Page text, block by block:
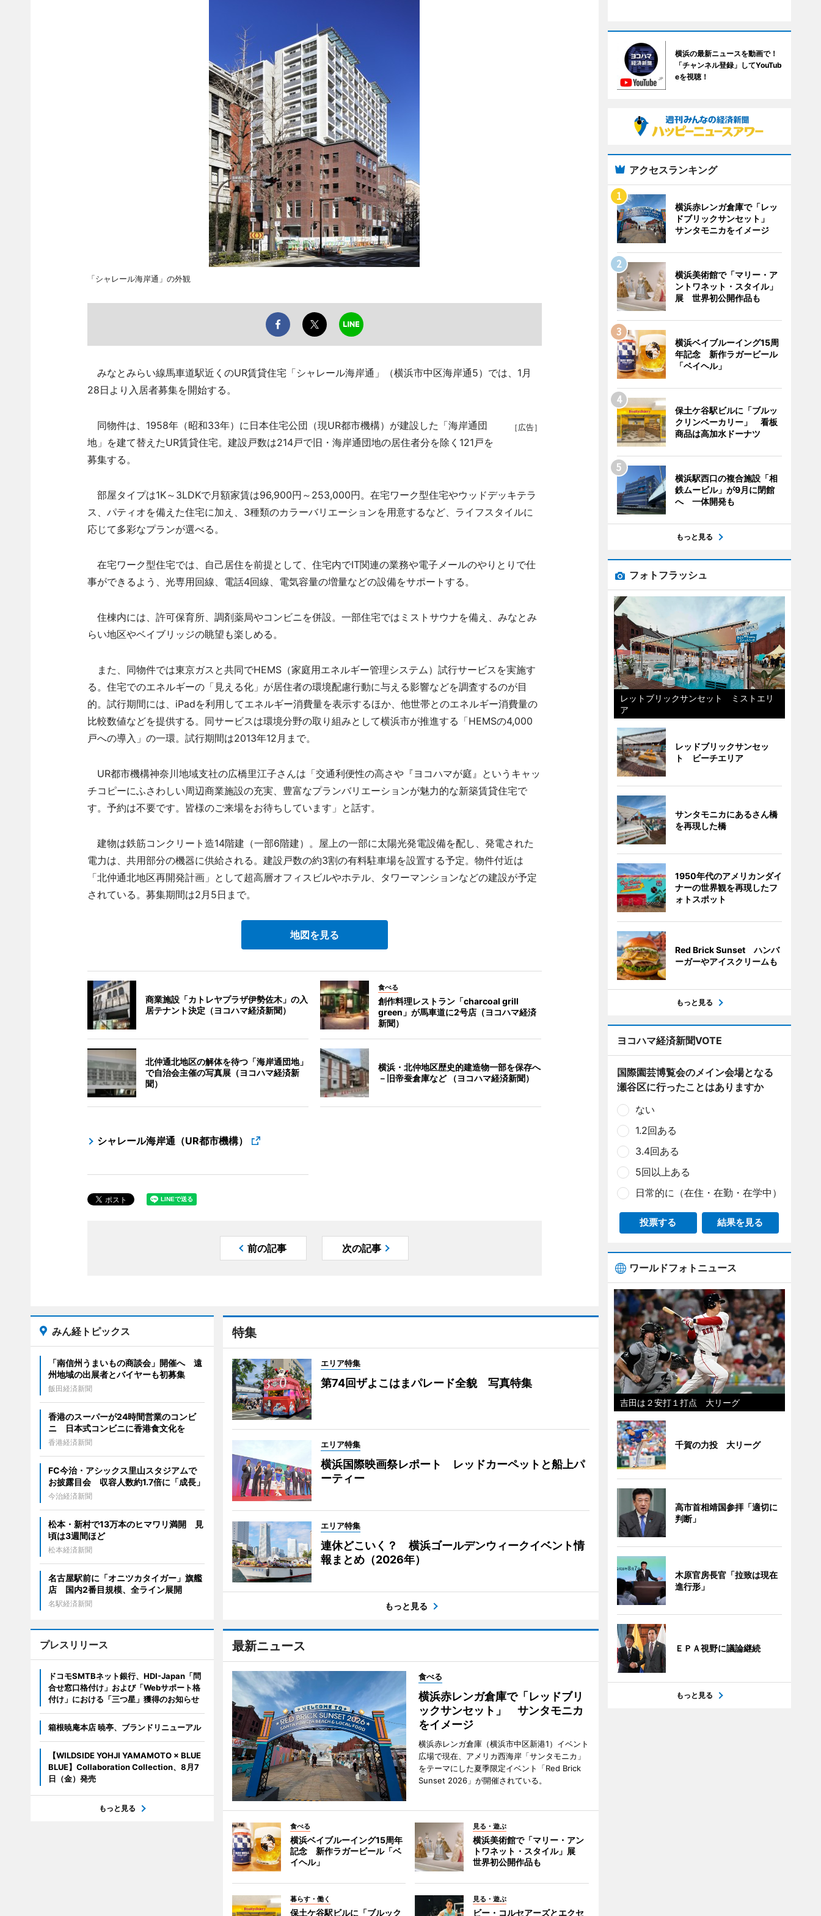
「シャレール海岸通」の外観
みなとみらい線馬車道駅近くのUR賃貸住宅「シャレール海岸通」（横浜市中区海岸通5）では、1月
28日より入居者募集を開始する。
［広告］
同物件は、1958年（昭和33年）に日本住宅公団（現UR都市機構）が建設した「海岸通団
地」を建て替えたUR賃貸住宅。建設戸数は214戸で旧・海岸通団地の居住者分を除く121戸を
募集する。
部屋タイプは1K～3LDKで月額家賃は96,900円～253,000円。在宅ワーク型住宅やウッドデッキテラ
ス、パティオを備えた住宅に加え、3種類のカラーバリエーションを用意するなど、ライフスタイルに
応じて多彩なプランが選べる。
在宅ワーク型住宅では、自己居住を前提として、住宅内でIT関連の業務や電子メールのやりとりで仕
事ができるよう、光専用回線、電話4回線、電気容量の増量などの設備をサポートする。
住棟内には、許可保育所、調剤薬局やコンビニを併設。一部住宅ではミストサウナを備え、みなとみ
らい地区やベイブリッジの眺望も楽しめる。
また、同物件では東京ガスと共同でHEMS（家庭用エネルギー管理システム）試行サービスを実施す
る。住宅でのエネルギーの「見える化」が居住者の環境配慮行動に与える影響などを調査するのが目
的。試行期間には、iPadを利用してエネルギー消費量を表示するほか、他世帯とのエネルギー消費量の
比較数値などを提供する。同サービスは環境分野の取り組みとして横浜市が推進する「HEMSの4,000
戸への導入」の一環。試行期間は2013年12月まで。
UR都市機構神奈川地域支社の広橋里江子さんは「交通利便性の高さや『ヨコハマが庭』というキャッ
チコピーにふさわしい周辺商業施設の充実、豊富なプランバリエーションが魅力的な新築賃貸住宅で
す。予約は不要です。皆様のご来場をお待ちしています」と話す。
建物は鉄筋コンクリート造14階建（一部6階建）。屋上の一部に太陽光発電設備を配し、発電された
電力は、共用部分の機器に供給される。建設戸数の約3割の有料駐車場を設置する予定。物件付近は
「北仲通北地区再開発計画」として超高層オフィスビルやホテル、タワーマンションなどの建設が予定
されている。募集期間は2月5日まで。
地図を見る
商業施設「カトレヤプラザ伊勢佐木」の入
居テナント決定（ヨコハマ経済新聞）
食べる
創作料理レストラン「charcoal grill
green」が馬車道に2号店（ヨコハマ経済
新聞）
北仲通北地区の解体を待つ「海岸通団地」
で自治会主催の写真展（ヨコハマ経済新
聞）
横浜・北仲地区歴史的建造物一部を保存へ
－旧帝蚕倉庫など （ヨコハマ経済新聞）
シャレール海岸通（UR都市機構）
前の記事 次の記事
特集
エリア特集
第74回ザよこはまパレード全貌 写真特集
エリア特集
横浜国際映画祭レポート レッドカーペットと船上パ
ーティー
エリア特集
連休どこいく？ 横浜ゴールデンウィークイベント情
報まとめ（2026年）
もっと見る
最新ニュース
食べる
横浜赤レンガ倉庫で「レッドブリ
ックサンセット」 サンタモニカ
をイメージ
横浜赤レンガ倉庫（横浜市中区新港1）イベント
広場で現在、アメリカ西海岸「サンタモニカ」
をテーマにした夏季限定イベント「Red Brick
Sunset 2026」が開催されている。
食べる
横浜ベイブルーイング15周年
記念 新作ラガービール「ベ
イヘル」
見る・遊ぶ
横浜美術館で「マリー・アン
トワネット・スタイル」展
世界初公開作品も
暮らす・働く
保土ケ谷駅ビルに「ブルック
見る・遊ぶ
ビー・コルセアーズとエクセ
みん経トピックス
「南信州うまいもの商談会」開催へ 遠
州地域の出展者とバイヤーも初募集
飯田経済新聞
香港のスーパーが24時間営業のコンビ
ニ 日本式コンビニに香港食文化を
香港経済新聞
FC今治・アシックス里山スタジアムで
お披露目会 収容人数約1.7倍に「成長」
今治経済新聞
松本・新村で13万本のヒマワリ満開 見
頃は3週間ほど
松本経済新聞
名古屋駅前に「オニツカタイガー」旗艦
店 国内2番目規模、全ライン展開
名駅経済新聞
プレスリリース
ドコモSMTBネット銀行、HDI-Japan「問
合せ窓口格付け」および「Webサポート格
付け」における「三つ星」獲得のお知らせ
箱根暁庵本店 暁亭、ブランドリニューアル
【WILDSIDE YOHJI YAMAMOTO × BLUE
BLUE】Collaboration Collection、8月7
日（金）発売
もっと見る
横浜の最新ニュースを動画で！
「チャンネル登録」してYouTub
eを視聴！
アクセスランキング
横浜赤レンガ倉庫で「レッ
ドブリックサンセット」
サンタモニカをイメージ
横浜美術館で「マリー・ア
ントワネット・スタイル」
展 世界初公開作品も
横浜ベイブルーイング15周
年記念 新作ラガービール
「ベイヘル」
保土ケ谷駅ビルに「ブルッ
クリンベーカリー」 看板
商品は高加水ドーナツ
横浜駅西口の複合施設「相
鉄ムービル」が9月に閉館
へ 一体開発も
もっと見る
フォトフラッシュ
レットブリックサンセット ミストエリ
ア
レッドブリックサンセッ
ト ビーチエリア
サンタモニカにあるさん橋
を再現した橋
1950年代のアメリカンダイ
ナーの世界観を再現したフ
ォトスポット
Red Brick Sunset ハンバ
ーガーやアイスクリームも
もっと見る
ヨコハマ経済新聞VOTE
国際園芸博覧会のメイン会場となる
瀬谷区に行ったことはありますか
ない
1.2回ある
3.4回ある
5回以上ある
日常的に（在住・在勤・在学中）
投票する 結果を見る
ワールドフォトニュース
吉田は２安打１打点 大リーグ
千賀の力投 大リーグ
高市首相靖国参拝「適切に
判断」
木原官房長官「拉致は現在
進行形」
ＥＰＡ視野に議論継続
もっと見る